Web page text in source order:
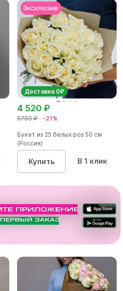
Доставка 0₽
5750 ₽ -21%
4 520 ₽
Букет из 25 белых роз 50 см
(Россия)
Купить В 1 клик